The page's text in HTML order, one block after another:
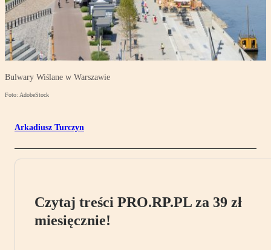
Bulwary Wiślane w Warszawie
Foto: AdobeStock
Arkadiusz Turczyn
Czytaj treści PRO.RP.PL za 39 zł
miesięcznie!